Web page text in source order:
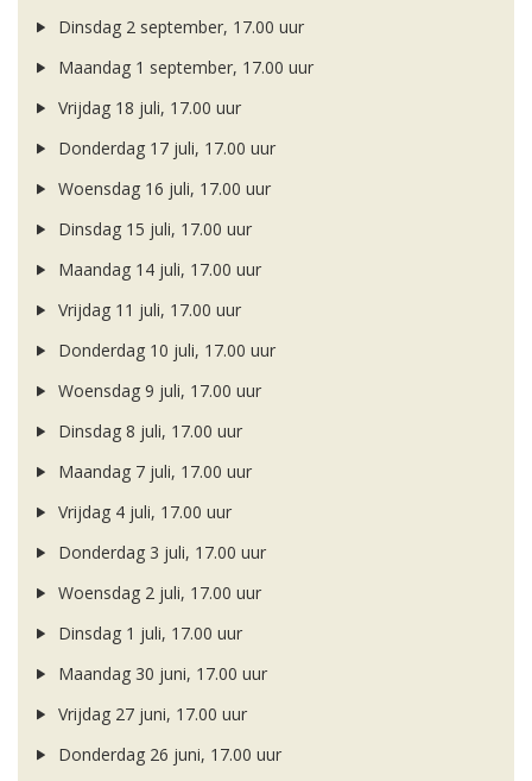
Dinsdag 2 september, 17.00 uur
Maandag 1 september, 17.00 uur
Vrijdag 18 juli, 17.00 uur
Donderdag 17 juli, 17.00 uur
Woensdag 16 juli, 17.00 uur
Dinsdag 15 juli, 17.00 uur
Maandag 14 juli, 17.00 uur
Vrijdag 11 juli, 17.00 uur
Donderdag 10 juli, 17.00 uur
Woensdag 9 juli, 17.00 uur
Dinsdag 8 juli, 17.00 uur
Maandag 7 juli, 17.00 uur
Vrijdag 4 juli, 17.00 uur
Donderdag 3 juli, 17.00 uur
Woensdag 2 juli, 17.00 uur
Dinsdag 1 juli, 17.00 uur
Maandag 30 juni, 17.00 uur
Vrijdag 27 juni, 17.00 uur
Donderdag 26 juni, 17.00 uur